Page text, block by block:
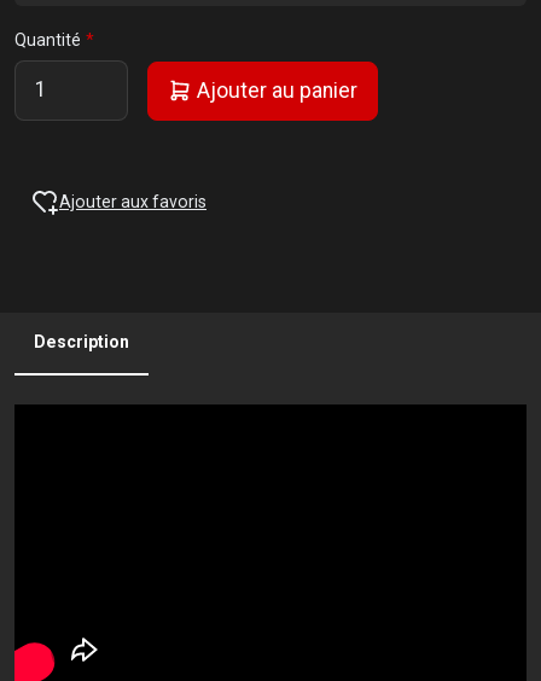
Quantité
Ajouter au panier
Ajouter aux favoris
Description